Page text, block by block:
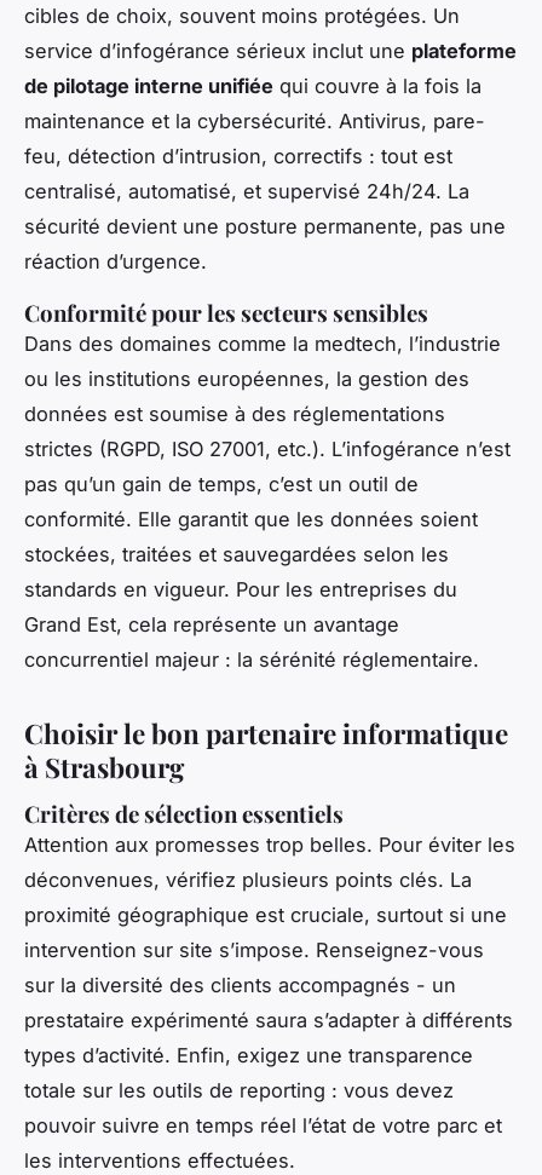
cibles de choix, souvent moins protégées. Un
service d’infogérance sérieux inclut une plateforme
de pilotage interne unifiée qui couvre à la fois la
maintenance et la cybersécurité. Antivirus, pare-
feu, détection d’intrusion, correctifs : tout est
centralisé, automatisé, et supervisé 24h/24. La
sécurité devient une posture permanente, pas une
réaction d’urgence.
Conformité pour les secteurs sensibles
Dans des domaines comme la medtech, l’industrie
ou les institutions européennes, la gestion des
données est soumise à des réglementations
strictes (RGPD, ISO 27001, etc.). L’infogérance n’est
pas qu’un gain de temps, c’est un outil de
conformité. Elle garantit que les données soient
stockées, traitées et sauvegardées selon les
standards en vigueur. Pour les entreprises du
Grand Est, cela représente un avantage
concurrentiel majeur : la sérénité réglementaire.
Choisir le bon partenaire informatique
à Strasbourg
Critères de sélection essentiels
Attention aux promesses trop belles. Pour éviter les
déconvenues, vérifiez plusieurs points clés. La
proximité géographique est cruciale, surtout si une
intervention sur site s’impose. Renseignez-vous
sur la diversité des clients accompagnés - un
prestataire expérimenté saura s’adapter à différents
types d’activité. Enfin, exigez une transparence
totale sur les outils de reporting : vous devez
pouvoir suivre en temps réel l’état de votre parc et
les interventions effectuées.